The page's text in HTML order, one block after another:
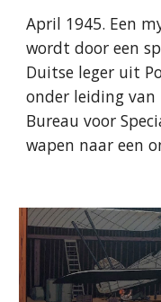
April 1945. Een
wordt door een
Duitse leger uit
onder leiding
Bureau voor
wapen naar een